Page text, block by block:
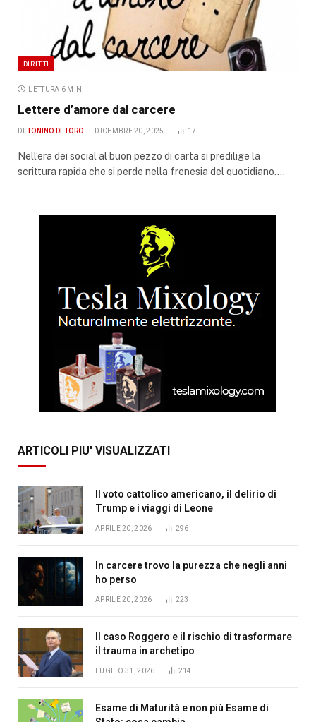
DIRITTI
LETTURA 6 MIN.
Lettere d’amore dal carcere
DI TONINO DI TORO DICEMBRE 20, 2025 17
Nell’era dei social al buon pezzo di carta si predilige la
scrittura rapida che si perde nella frenesia del quotidiano.…
ARTICOLI PIU' VISUALIZZATI
Il voto cattolico americano, il delirio di
Trump e i viaggi di Leone
APRILE 20, 2026 296
In carcere trovo la purezza che negli anni
ho perso
APRILE 20, 2026 223
Il caso Roggero e il rischio di trasformare
il trauma in archetipo
LUGLIO 31, 2026 214
Esame di Maturità e non più Esame di